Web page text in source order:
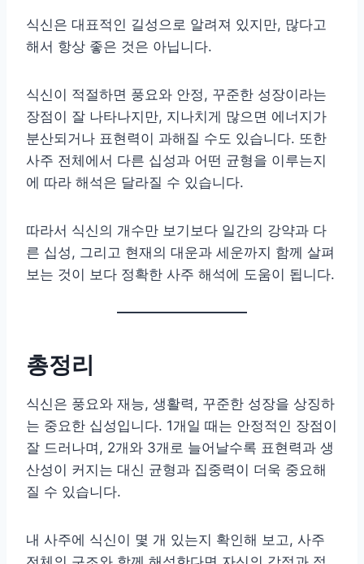
식신은 대표적인 길성으로 알려져 있지만, 많다고
해서 항상 좋은 것은 아닙니다.
식신이 적절하면 풍요와 안정, 꾸준한 성장이라는
장점이 잘 나타나지만, 지나치게 많으면 에너지가
분산되거나 표현력이 과해질 수도 있습니다. 또한
사주 전체에서 다른 십성과 어떤 균형을 이루는지
에 따라 해석은 달라질 수 있습니다.
따라서 식신의 개수만 보기보다 일간의 강약과 다
른 십성, 그리고 현재의 대운과 세운까지 함께 살펴
보는 것이 보다 정확한 사주 해석에 도움이 됩니다.
총정리
식신은 풍요와 재능, 생활력, 꾸준한 성장을 상징하
는 중요한 십성입니다. 1개일 때는 안정적인 장점이
잘 드러나며, 2개와 3개로 늘어날수록 표현력과 생
산성이 커지는 대신 균형과 집중력이 더욱 중요해
질 수 있습니다.
내 사주에 식신이 몇 개 있는지 확인해 보고, 사주